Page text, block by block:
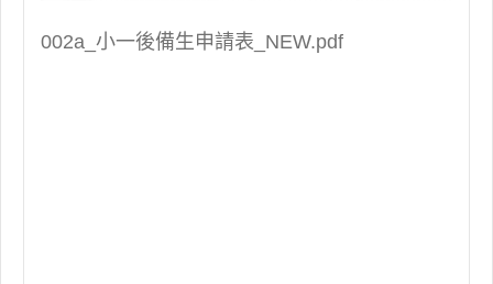
002a_小一後備生申請表_NEW.pdf